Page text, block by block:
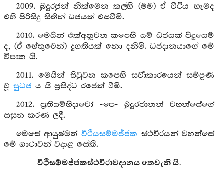
2009. බුදුරජුන් නික්මෙන කල්හි (මම) ඒ වීථිය හැමද
එහි පිරිසිදු සිතින් ධජයක් එසවීමි.
2010. මෙයින් එක්අනූවන කපෙහි යම් ධජයක් පිදුයෙම්
ද, (ඒ හේතුවෙන්) දුගතියක් නො දනිමි. ධජදානයාගේ මේ
විපාක යි.
2011. මෙයින් සිවුවන කපෙහි සර්‍වාකාරයෙන් සම්පූර්‍ණ
වූ සුධජ ය යි ප්‍රසිද්ධ රජෙක් වීමි.
2012. ප්‍රතිසම්භිදාවෝ -පෙ- බුදුරජානන් වහන්සේගේ
සසුන කරණ ලදී.
මෙසේ ආයුෂ්මත්වීථියසම්මජ්ජක ස්ථවිරයන් වහන්සේ
මේ ගාථාවන් වදාළ සේකි.
වීථිසම්මජ්ජකස්ථවිරාවදානය තෙවැනි යි.